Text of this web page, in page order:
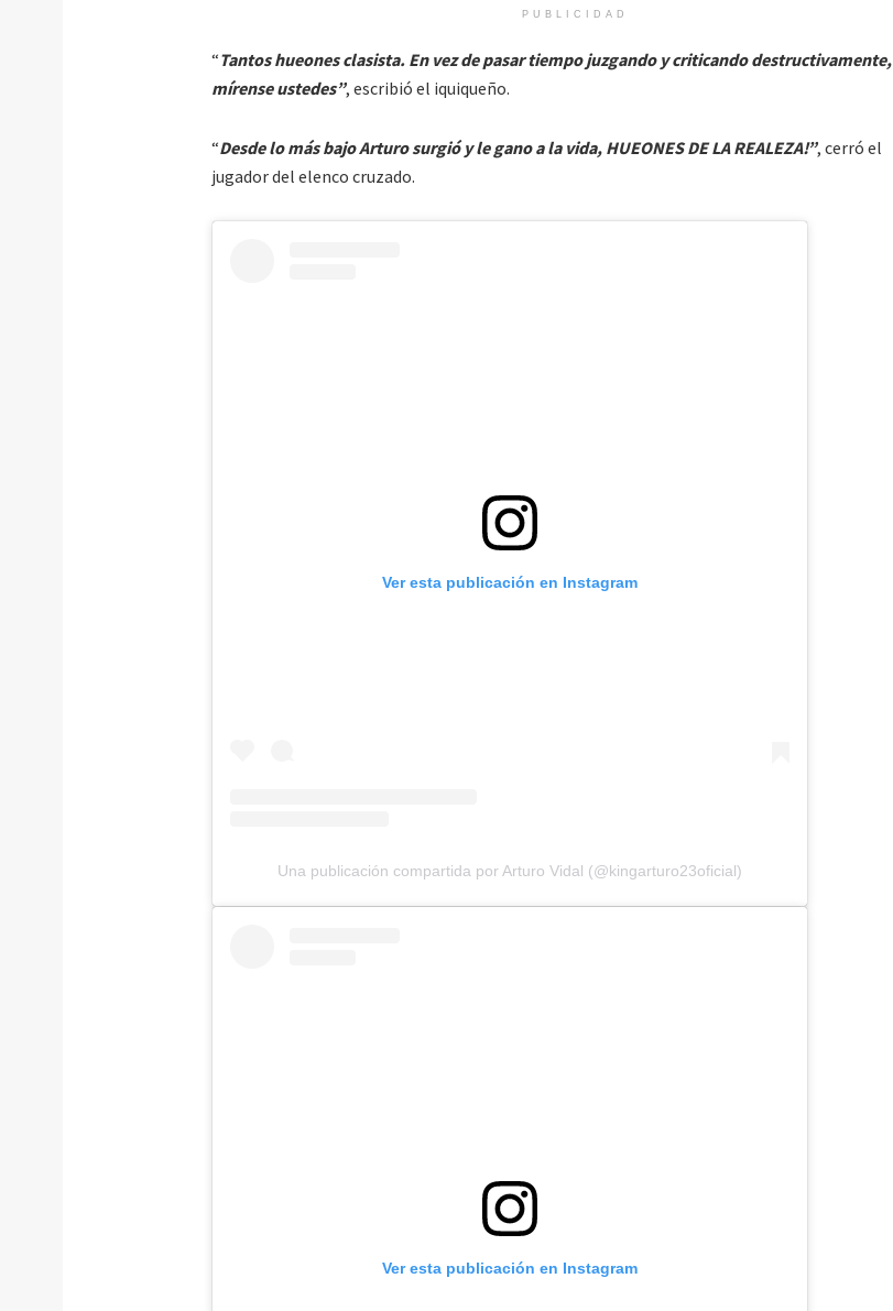
PUBLICIDAD
“Tantos hueones clasista. En vez de pasar tiempo juzgando y criticando destructivamente,
mírense ustedes”, escribió el iquiqueño.
“Desde lo más bajo Arturo surgió y le gano a la vida, HUEONES DE LA REALEZA!”, cerró el
jugador del elenco cruzado.
Ver esta publicación en Instagram
Una publicación compartida por Arturo Vidal (@kingarturo23oficial)
Ver esta publicación en Instagram